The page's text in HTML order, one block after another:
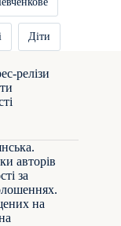
Діти
релізи
авторів
за
на